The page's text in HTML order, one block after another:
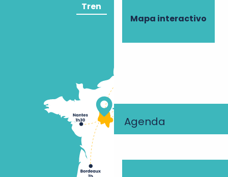
Mapa interactivo
Agenda
Tren